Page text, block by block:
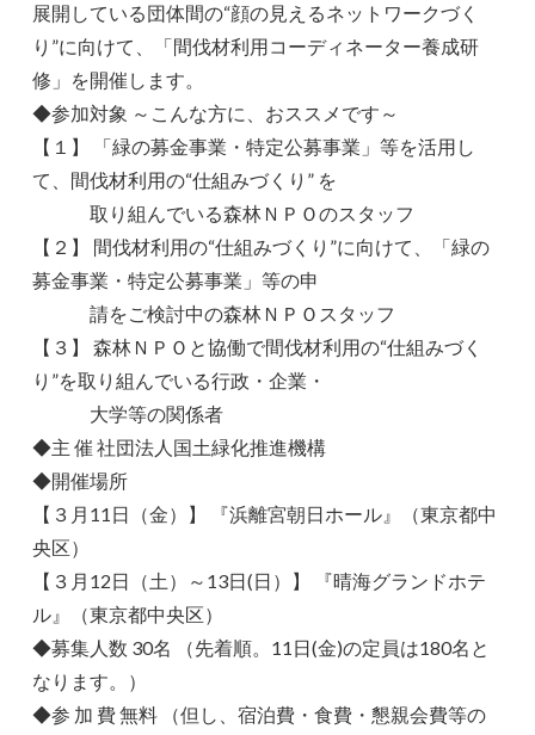
展開している団体間の“顔の見えるネットワークづく
り”に向けて、「間伐材利用コーディネーター養成研
修」を開催します。
◆参加対象 ～こんな方に、おススメです～
【１】 「緑の募金事業・特定公募事業」等を活用し
て、間伐材利用の“仕組みづくり” を
取り組んでいる森林ＮＰＯのスタッフ
【２】 間伐材利用の“仕組みづくり”に向けて、「緑の
募金事業・特定公募事業」等の申
請をご検討中の森林ＮＰＯスタッフ
【３】 森林ＮＰＯと協働で間伐材利用の“仕組みづく
り”を取り組んでいる行政・企業・
大学等の関係者
◆主 催 社団法人国土緑化推進機構
◆開催場所
【３月11日（金）】 『浜離宮朝日ホール』（東京都中
央区）
【３月12日（土）～13日(日）】 『晴海グランドホテ
ル』（東京都中央区）
◆募集人数 30名 （先着順。11日(金)の定員は180名と
なります。）
◆参 加 費 無料 （但し、宿泊費・食費・懇親会費等の